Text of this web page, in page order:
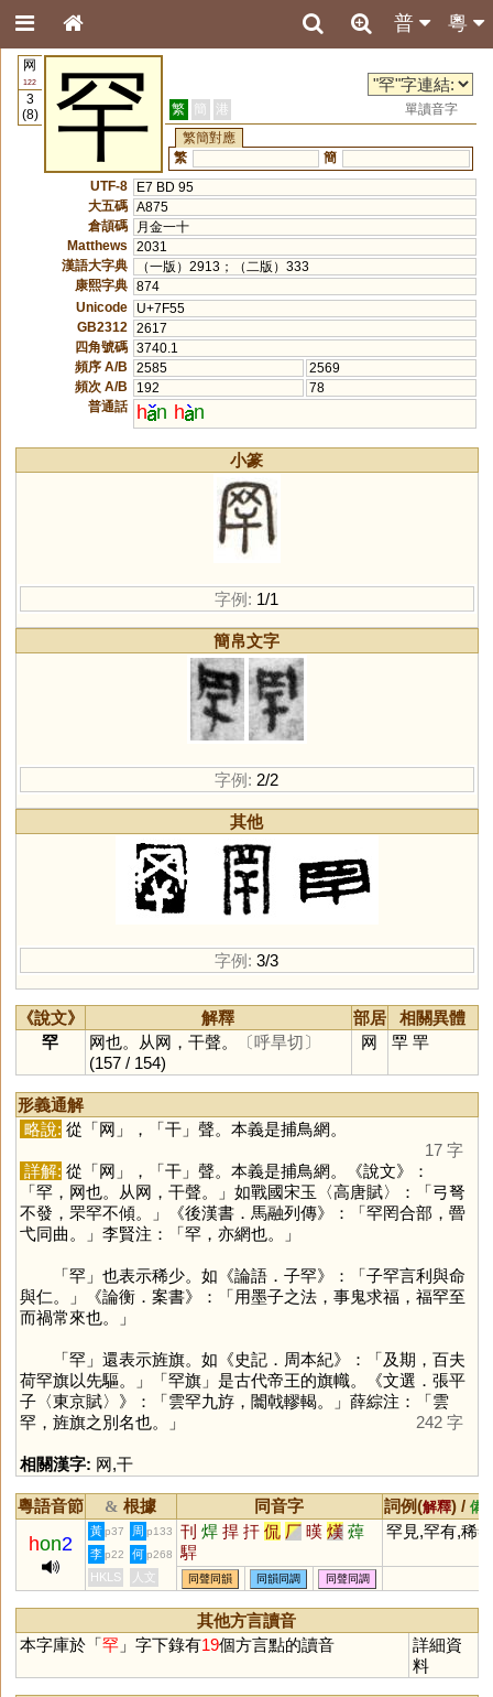
粵
普
网
122
3
(8)
罕 繁 簡 港
單讀音字
繁簡對應
繁
簡
UTF-8
E7 BD 95
大五碼 A875
倉頡碼
月金一十
Matthews
2031
漢語大字典
（一版）2913；（二版）333
康熙字典 874
Unicode
U+7F55
GB2312
2617
四角號碼 3740.1
頻序 A/B
2585
2569
頻次 A/B
192
78
普通話
h n h n
小篆
字例: 1/1
簡帛文字
字例: 2/2
其他
字例: 3/3
《說文》 解釋 部居
相關異體
罕
网也。从网，干聲。
〔呼旱切〕
(157 / 154)
网 䍑 䍐
形義通解
略說: 從「网 」，「干」聲。本義是捕鳥網。
17 字
詳解: 從「网 」，「干」聲。本義是捕鳥網。《說文》：
「罕，网也。从网，干聲。」如戰國宋玉〈高唐賦〉：「弓弩
不發，罘罕不傾。」《後漢書．馬融列傳》：「罕罔合部，罾
弋同曲。」李賢注：「罕，亦網也。」
「罕」也表示稀少。如《論語．子罕》：「子罕言利與命
與仁。」《論衡．案書》：「用墨子之法，事鬼求福，福罕至
而禍常來也。」
「罕」還表示旌旗。如《史記．周本紀》：「及期，百夫
荷罕旗以先驅。」「罕旗」是古代帝王的旗幟。《文選．張平
子〈東京賦〉》：「雲罕九斿，闟戟轇輵。」薛綜注：「雲
罕，旌旗之別名也。」
242 字
相關漢字: 网,干
粵語音節 & 根據 同音字 詞例(解釋) / 備
hon2
黃 p37 周 p133 刊 焊 捍 扞 侃 厂 暵 熯 蔊
駻
罕見,罕有,稀罕
李 p22 何 p268
HKLS 人文 同聲同韻 同韻同調 同聲同調
其他方言讀音
本字庫於「罕」字下錄有19個方言點的讀音
詳細資
料